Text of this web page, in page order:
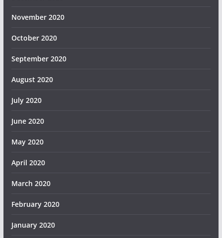
November 2020
October 2020
September 2020
August 2020
July 2020
June 2020
May 2020
April 2020
March 2020
February 2020
January 2020